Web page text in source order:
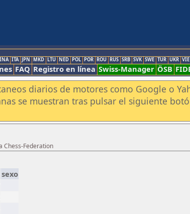
INA ITA JPN MKD LTU NED POL POR ROU RUS SRB SVK SWE TUR UKR VIE
FAQ Registro en línea Swiss-Manager ÖSB
diarios de motores como Google o
se muestran tras pulsar el siguiente
Chess-Federation
sexo